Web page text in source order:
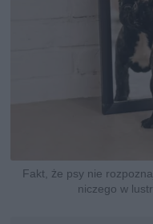
Fakt, że psy nie
niczego w